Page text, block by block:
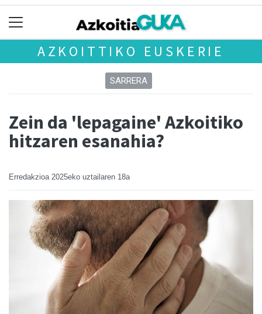
AZKOITTIKO EUSKERIE
SARRERA
Zein da 'lepagaine' Azkoitiko
hitzaren esanahia?
Erredakzioa 2025eko uztailaren 18a